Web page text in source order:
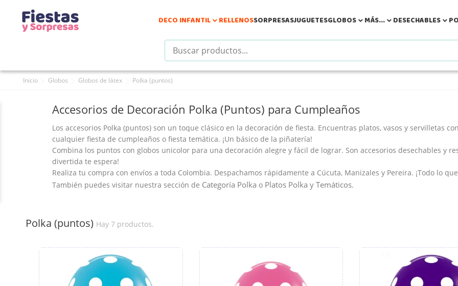
DECO INFANTILRELLENOSSORPRESASJUGUETESGLOBOS  MÁS...  DESECHABLES 
Inicio Globos Globos de látex Polka (puntos)
Accesorios de Decoración Polka (Puntos) para Cumpleaños
Los accesorios Polka (puntos) son un toque clásico en la decoración de fiesta. Encuentras platos, vasos y servilletas
cualquier fiesta de cumpleaños o fiesta temática. ¡Un básico de la piñatería!
Combina los puntos con globos unicolor para una decoración alegre y fácil de lograr. Son accesorios desechables y
divertida te espera!
Realiza tu compra con envíos a toda Colombia. Despachamos rápidamente a Cúcuta, Manizales y Pereira. ¡Todo lo
También puedes visitar nuestra sección de Categoría Polka o Platos Polka y Temáticos.
Polka (puntos) Hay 7 productos.